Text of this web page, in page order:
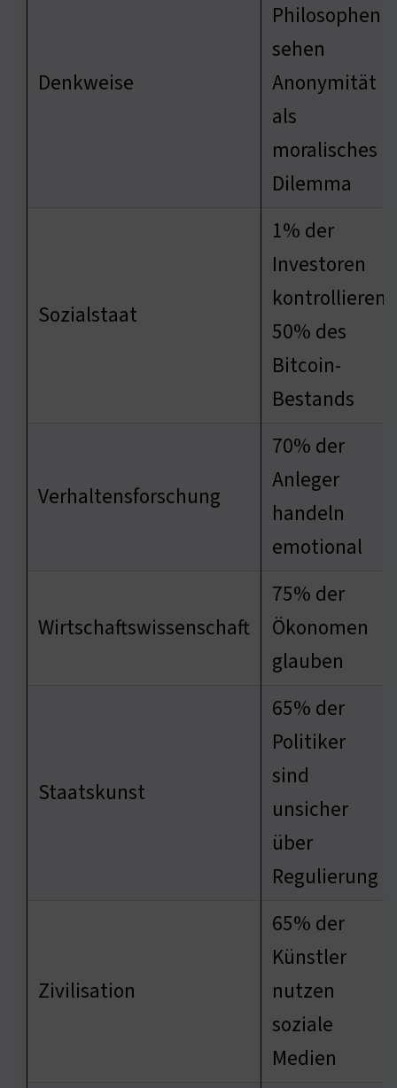
Denkweise
Philosophen
sehen
Anonymität
als
moralisches
Dilemma
Sozialstaat
1% der
Investoren
kontrollieren
50% des
Bitcoin-
Bestands
Verhaltensforschung
70% der
Anleger
handeln
emotional
Wirtschaftswissenschaft
75% der
Ökonomen
glauben
Staatskunst
65% der
Politiker
sind
unsicher
über
Regulierung
Zivilisation
65% der
Künstler
nutzen
soziale
Medien